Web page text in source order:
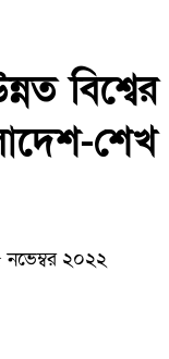
বিশ্বের
শেখ
নভেম্বর ২০২২